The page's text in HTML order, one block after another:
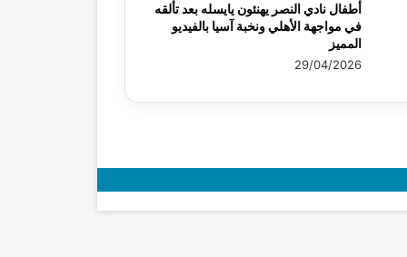
أطفال نادي النصر يهنئون يايسله بعد تألقه
في مواجهة الأهلي ونخبة آسيا بالفيديو
المميز
29/04/2026